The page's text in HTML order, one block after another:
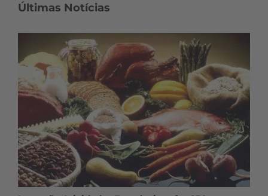
Últimas Notícias